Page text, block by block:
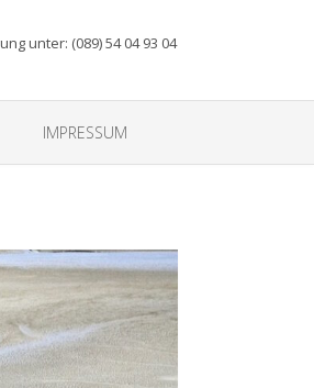
unter: (089) 54 04 93 04
IMPRESSUM